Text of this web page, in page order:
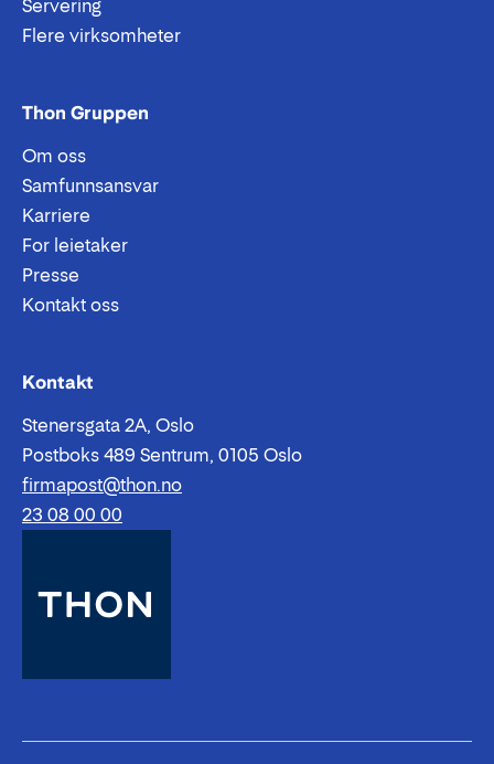
Servering
Flere virksomheter
Thon Gruppen
Om oss
Samfunnsansvar
Karriere
For leietaker
Presse
Kontakt oss
Kontakt
Stenersgata 2A, Oslo
Postboks 489 Sentrum, 0105 Oslo
Epost:
firmapost@thon.no
Telefon:
23 08 00 00